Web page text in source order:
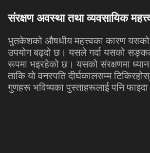
संरक्षणअवस्थातथाव्यवसायिक
भुतकेशकोऔषधीयमहत्त्वकाकारणयसको
उपयोगबढ्दोछ। यसलेगर्दायसको
रूपमाभइरहेकोछ। यसकोसंरक्षणमा ध्यान
ताकियोवनस्पतिदीर्घकालसम्मटिकिरहोस्
गुणहरूभविष्यकापुस्ताहरूलाईपनिफाइदा